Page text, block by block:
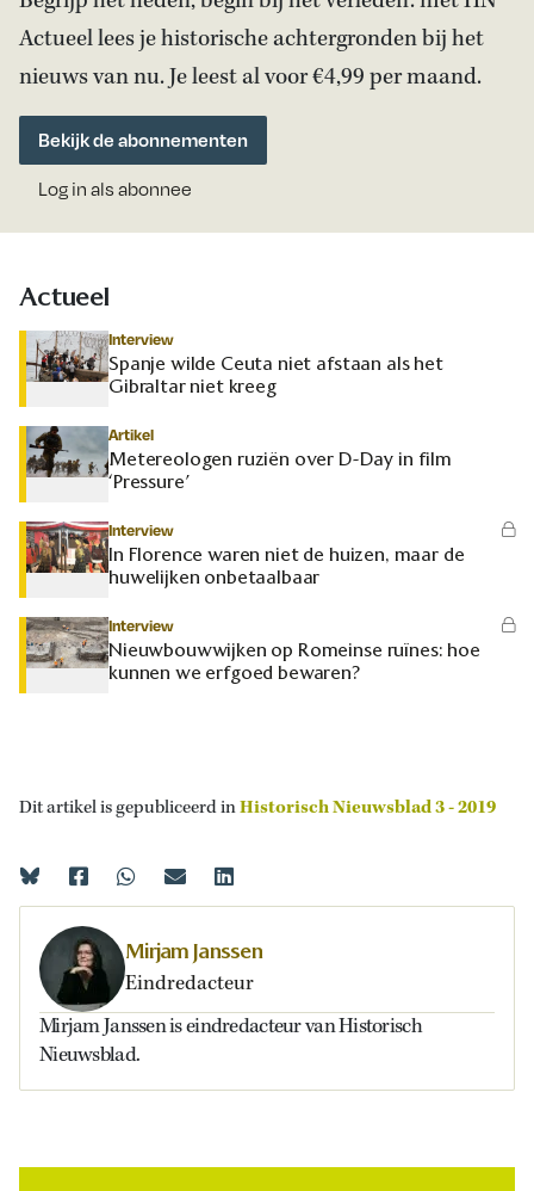
Actueel lees je historische achtergronden bij het
nieuws van nu. Je leest al voor €4,99 per maand.
Bekijk de abonnementen
Log in als abonnee
Actueel
Interview
Spanje wilde Ceuta niet afstaan als het
Gibraltar niet kreeg
Artikel
Metereologen ruziën over D-Day in film
‘Pressure’
Interview
In Florence waren niet de huizen, maar de
huwelijken onbetaalbaar
Interview
Nieuwbouwwijken op Romeinse ruïnes: hoe
kunnen we erfgoed bewaren?
Dit artikel is gepubliceerd inHistorisch Nieuwsblad 3 - 2019
Mirjam Janssen
Eindredacteur
Mirjam Janssen is eindredacteur van Historisch
Nieuwsblad.